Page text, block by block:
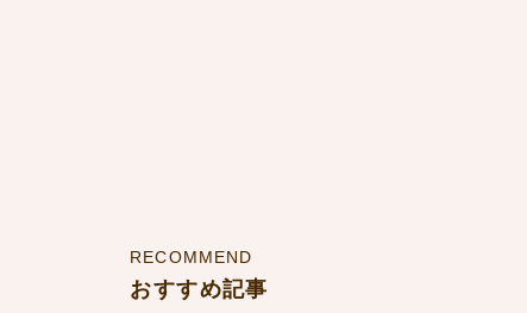
RECOMMEND
おすすめ記事